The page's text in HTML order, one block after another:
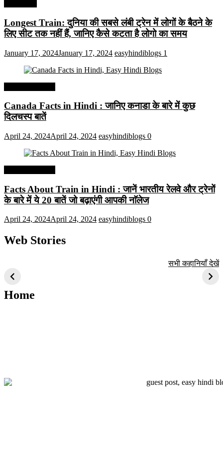
Longest Train: दुनिया की सबसे लंबी ट्रेन में लोगों के बैठने के
लिए सीट तक ​​नहीं हैं, जानिए कैसे कटता है लोगो का समय
January 17, 2024January 17, 2024 easyhindiblogs 1
Canada Facts in Hindi : जानिए कनाडा के बारे में कुछ
दिलचस्प बातें
April 24, 2024April 24, 2024 easyhindiblogs 0
Facts About Train in Hindi : जानें भारतीय रेलवे और ट्रेनों
के बारे में ये 20 बातें जो बढ़ाएंगी आपकी नाॅलेज
April 24, 2024April 24, 2024 easyhindiblogs 0
Web Stories
तकनीक जो आपको
2024 के लिए सीखनी
चाहिए
ऐतिहासिक स्थान
सभी कहानियाँ देखें
Home